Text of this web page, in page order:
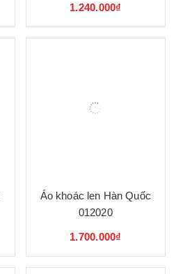
1.240.000₫
Áo khoác len Hàn Quốc
012020
1.700.000₫